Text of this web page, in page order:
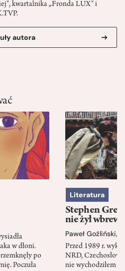
kwartalnika „Fronda LUX" i
autora
w dłoni.
po
Poczuła
Literatura
Stephen
nie żył wbrew
Paweł Goźliński,
Przed 1989 r.
NRD,
nie wychodziłem